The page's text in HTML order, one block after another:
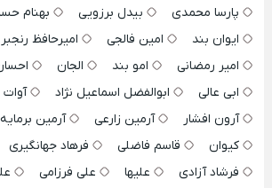
پارسا محمدی
بیدل برزویی بهنام
ایوان بند
امین فالجی امیرحافظ رنجبر
امیر رمضانی
امو بند الجان
ابی عالی
ابوالفضل اسماعیل نژاد
آوات
آرون افشار
آرمین زارعی آرمین برمایه
کیوان
قاسم فاضلی فرهاد جهانگیری
فرشاد آزادی
علیها علی فرزامی